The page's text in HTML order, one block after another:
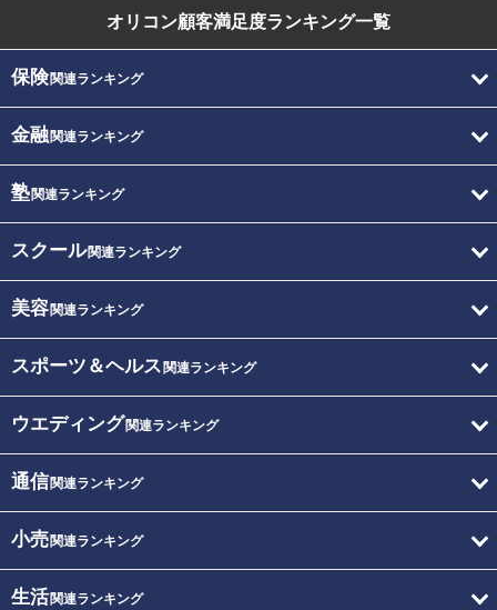
オリコン顧客満足度ランキング一覧
保険関連ランキング
金融関連ランキング
塾関連ランキング
スクール関連ランキング
美容関連ランキング
スポーツ＆ヘルス 関連ランキング
ウエディング関連ランキング
通信関連ランキング
小売関連ランキング
生活関連ランキング